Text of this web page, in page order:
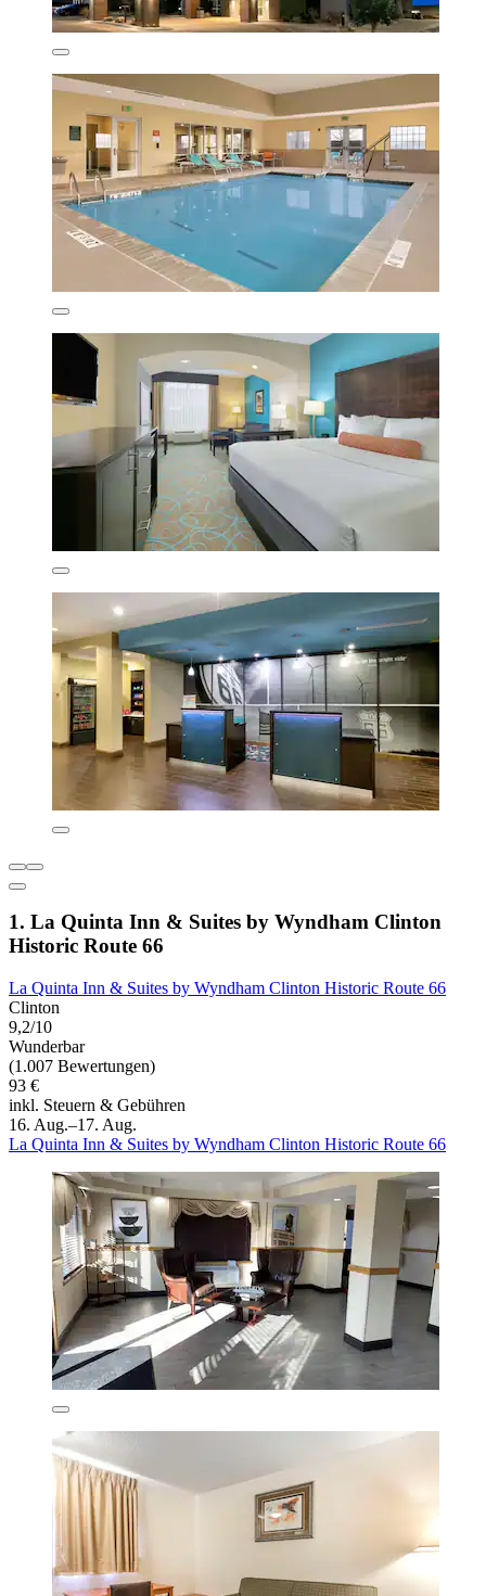
1. La Quinta Inn & Suites by Wyndham Clinton
Historic Route 66
La Quinta Inn & Suites by Wyndham Clinton Historic Route 66
Clinton
9,2/10
Wunderbar
(1.007 Bewertungen)
93 €
inkl. Steuern & Gebühren
16. Aug.–17. Aug.
La Quinta Inn & Suites by Wyndham Clinton Historic Route 66